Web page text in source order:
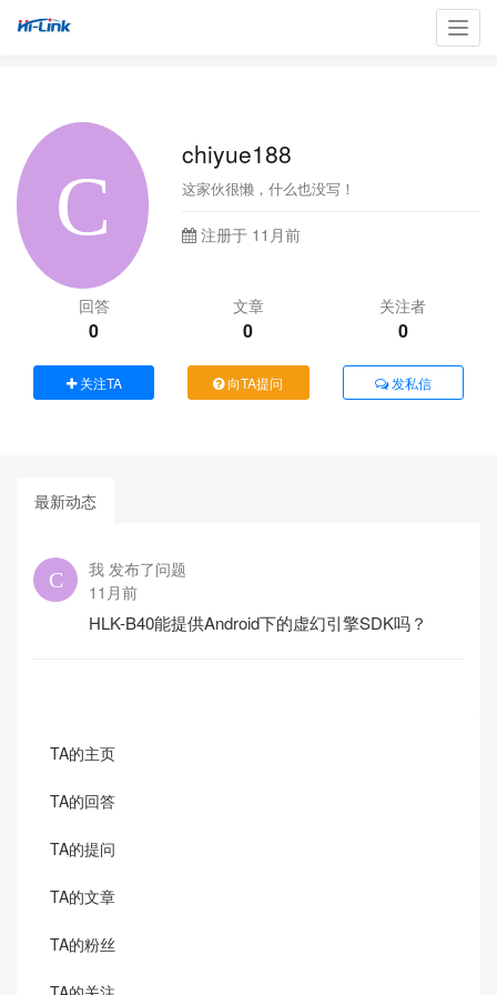
chiyue188
这家伙很懒，什么也没写！
注册于 11月前
回答
0
文章
0
关注者
0
关注TA 向TA提问 发私信
最新动态
我 发布了问题
11月前
HLK-B40能提供Android下的虚幻引擎SDK吗？
TA的主页
TA的回答
TA的提问
TA的文章
TA的粉丝